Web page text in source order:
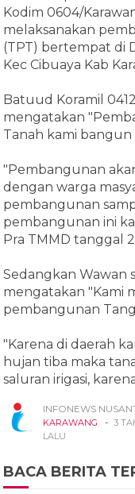
Kodim 0604/
melaksanakan
(TPT) bertempat di
Kec Cibuaya Kab
Batuud Koramil
mengatakan
Tanah kami bangun
"Pembangunan
dengan warga
pembangunan
pembangunan ini
Pra TMMD tanggal
Sedangkan Wawan
mengatakan "Kami
pembangunan
"Karena di daerah
hujan tiba maka
saluran irigasi,
INFONEWS
KARAWANG - 3
LALU
BACA BERITA